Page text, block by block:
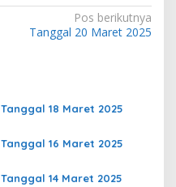
Pos berikutnya
Tanggal 20 Maret 2025
Tanggal 18 Maret 2025
Tanggal 16 Maret 2025
Tanggal 14 Maret 2025